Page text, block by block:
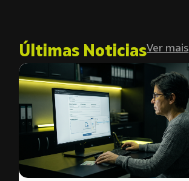
Últimas NoticiasVer mais